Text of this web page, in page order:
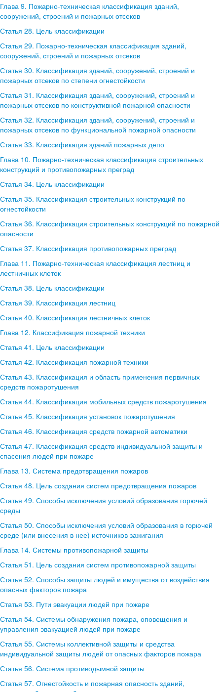
Глава 9. Пожарно-техническая классификация зданий,
сооружений, строений и пожарных отсеков
Статья 28. Цель классификации
Статья 29. Пожарно-техническая классификация зданий,
сооружений, строений и пожарных отсеков
Статья 30. Классификация зданий, сооружений, строений и
пожарных отсеков по степени огнестойкости
Статья 31. Классификация зданий, сооружений, строений и
пожарных отсеков по конструктивной пожарной опасности
Статья 32. Классификация зданий, сооружений, строений и
пожарных отсеков по функциональной пожарной опасности
Статья 33. Классификация зданий пожарных депо
Глава 10. Пожарно-техническая классификация строительных
конструкций и противопожарных преград
Статья 34. Цель классификации
Статья 35. Классификация строительных конструкций по
огнестойкости
Статья 36. Классификация строительных конструкций по пожарной
опасности
Статья 37. Классификация противопожарных преград
Глава 11. Пожарно-техническая классификация лестниц и
лестничных клеток
Статья 38. Цель классификации
Статья 39. Классификация лестниц
Статья 40. Классификация лестничных клеток
Глава 12. Классификация пожарной техники
Статья 41. Цель классификации
Статья 42. Классификация пожарной техники
Статья 43. Классификация и область применения первичных
средств пожаротушения
Статья 44. Классификация мобильных средств пожаротушения
Статья 45. Классификация установок пожаротушения
Статья 46. Классификация средств пожарной автоматики
Статья 47. Классификация средств индивидуальной защиты и
спасения людей при пожаре
Глава 13. Система предотвращения пожаров
Статья 48. Цель создания систем предотвращения пожаров
Статья 49. Способы исключения условий образования горючей
среды
Статья 50. Способы исключения условий образования в горючей
среде (или внесения в нее) источников зажигания
Глава 14. Системы противопожарной защиты
Статья 51. Цель создания систем противопожарной защиты
Статья 52. Способы защиты людей и имущества от воздействия
опасных факторов пожара
Статья 53. Пути эвакуации людей при пожаре
Статья 54. Системы обнаружения пожара, оповещения и
управления эвакуацией людей при пожаре
Статья 55. Системы коллективной защиты и средства
индивидуальной защиты людей от опасных факторов пожара
Статья 56. Система противодымной защиты
Статья 57. Огнестойкость и пожарная опасность зданий,